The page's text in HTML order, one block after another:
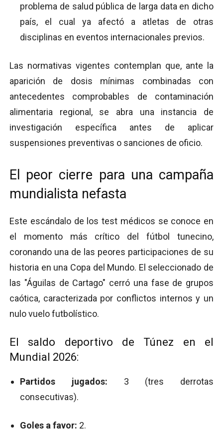
problema de salud pública de larga data en dicho
país, el cual ya afectó a atletas de otras
disciplinas en eventos internacionales previos.
Las normativas vigentes contemplan que, ante la
aparición de dosis mínimas combinadas con
antecedentes comprobables de contaminación
alimentaria regional, se abra una instancia de
investigación específica antes de aplicar
suspensiones preventivas o sanciones de oficio.
El peor cierre para una campaña
mundialista nefasta
Este escándalo de los test médicos se conoce en
el momento más crítico del fútbol tunecino,
coronando una de las peores participaciones de su
historia en una Copa del Mundo. El seleccionado de
las "Águilas de Cartago" cerró una fase de grupos
caótica, caracterizada por conflictos internos y un
nulo vuelo futbolístico.
El saldo deportivo de Túnez en el
Mundial 2026:
Partidos jugados: 3 (tres derrotas
consecutivas).
Goles a favor: 2.